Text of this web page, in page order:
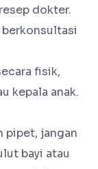
dokter.
fisik,
kepala anak.
pipet, jangan
bayi atau